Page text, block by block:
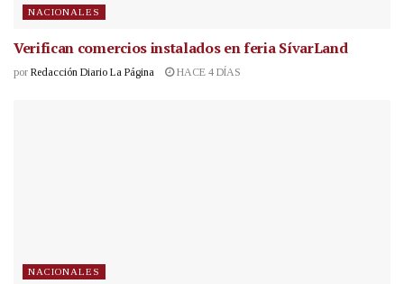
NACIONALES
Verifican comercios instalados en feria SívarLand
por Redacción Diario La Página HACE 4 DÍAS
NACIONALES